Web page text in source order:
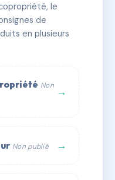
🏗 1 bâtiment(s)
le
de
en plusieurs
Non →
Non publié →